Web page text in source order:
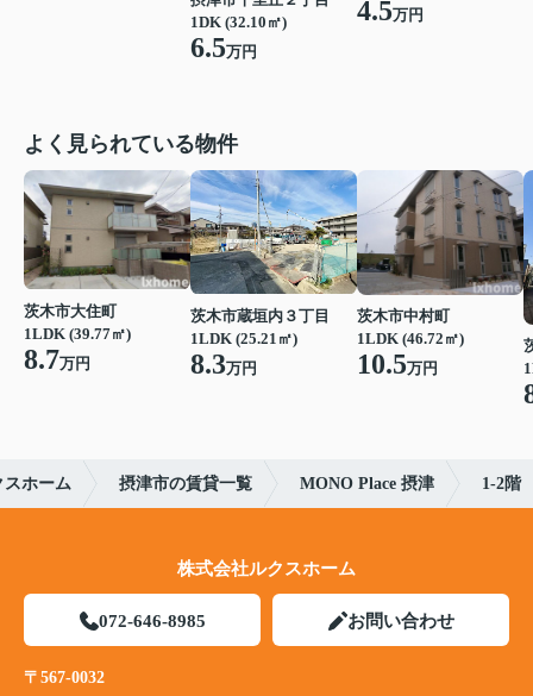
1DK (32.10㎡)
6.5万円
4.5万円
よく見られている物件
茨木市大住町
1LDK (39.77㎡)
8.7万円
茨木市蔵垣内３丁目
1LDK (25.21㎡)
8.3万円
茨木市中村町
1LDK (46.72㎡)
10.5万円
ホーム 摂津市の賃貸一覧 MONO Place 摂津 1-2階
株式会社ルクスホーム
072-646-8985 お問い合わせ
〒567-0032